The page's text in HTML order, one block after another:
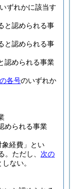
ずれかに該当す
と認められる事
と認められる事
認められる事業
各号のいずれか
められる事業
経費」とい
ただし、 次の
ない。